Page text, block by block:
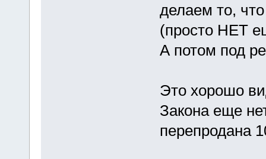
делаем то,
(просто НЕТ
А потом под
Это хорошо
Закона еще
перепродана